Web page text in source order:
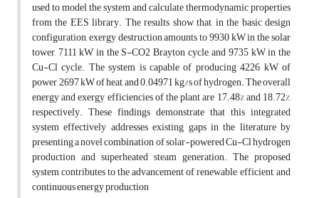
used to model the system and calculate thermodynamic properties
from the EES library. The results show that, in the basic design
configuration, exergy destruction amounts to 9930 kW in the solar
tower, 7111 kW in the S-CO2 Brayton cycle, and 9735 kW in the
Cu-Cl cycle. The system is capable of producing 4226 kW of
power, 2697 kW of heat, and 0.04971 kg/s of hydrogen. The overall
energy and exergy efficiencies of the plant are 17.48% and 18.72%,
respectively. These findings demonstrate that this integrated
system effectively addresses existing gaps in the literature by
presenting a novel combination of solar-powered Cu-Cl hydrogen
production and superheated steam generation. The proposed
system contributes to the advancement of renewable, efficient, and
continuous energy production